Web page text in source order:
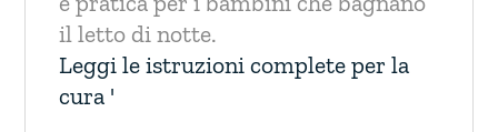
il letto di notte.
Leggi le istruzioni complete per la
cura '